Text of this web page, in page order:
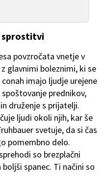
sprostitvi
povzročata vnetje v
glavnimi boleznimi, ki se
imajo ljudje urejene
prednikov,
druženje s prijatelji.
ljudi okoli njih, kar še
svetuje, da si čas
pomembno delo.
so brezplačni
spanec. Ti načini so